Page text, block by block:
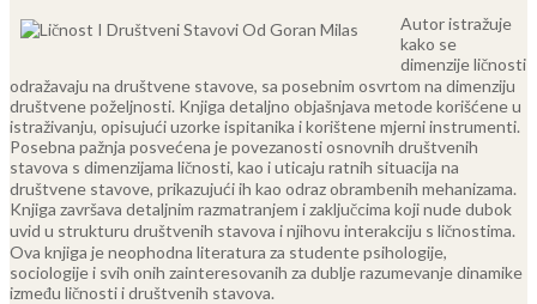
Autor istražuje
kako se
dimenzije ličnosti
odražavaju na društvene stavove, sa posebnim osvrtom na dimenziju
društvene poželjnosti. Knjiga detaljno objašnjava metode korišćene u
istraživanju, opisujući uzorke ispitanika i korištene mjerni instrumenti.
Posebna pažnja posvećena je povezanosti osnovnih društvenih
stavova s dimenzijama ličnosti, kao i uticaju ratnih situacija na
društvene stavove, prikazujući ih kao odraz obrambenih mehanizama.
Knjiga završava detaljnim razmatranjem i zaključcima koji nude dubok
uvid u strukturu društvenih stavova i njihovu interakciju s ličnostima.
Ova knjiga je neophodna literatura za studente psihologije,
sociologije i svih onih zainteresovanih za dublje razumevanje dinamike
između ličnosti i društvenih stavova.